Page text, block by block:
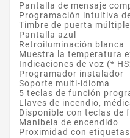
Pantalla de mensaje
Programación intuitiva
Timbre de puerta múltiple
Pantalla azul
Retroiluminación blanca
Muestra la temperatura
Indicaciones de voz (*
Programador instalador
Soporte multi-idioma
5 teclas de función
Llaves de incendio,
Disponible con teclas de
Manibela de encendido
Proximidad con